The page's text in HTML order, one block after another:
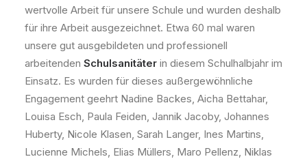
wertvolle Arbeit für unsere Schule und wurden deshalb
für ihre Arbeit ausgezeichnet. Etwa 60 mal waren
unsere gut ausgebildeten und professionell
arbeitenden Schulsanitäter in diesem Schulhalbjahr im
Einsatz. Es wurden für dieses außergewöhnliche
Engagement geehrt Nadine Backes, Aicha Bettahar,
Louisa Esch, Paula Feiden, Jannik Jacoby, Johannes
Huberty, Nicole Klasen, Sarah Langer, Ines Martins,
Lucienne Michels, Elias Müllers, Maro Pellenz, Niklas